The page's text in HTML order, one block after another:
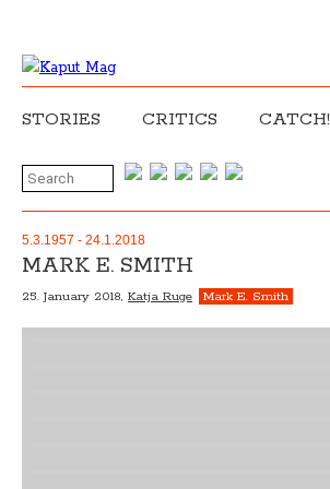
STORIES CRITICS CATCH!
5.3.1957 - 24.1.2018
MARK E. SMITH
25. January 2018, Katja Ruge Mark E. Smith